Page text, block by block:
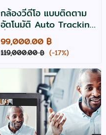
กล้องวีดีโอ แบบติดตาม
อัตโนมัติ Auto Tracking
ยี่ห้อ Razr รุ่น UV100T-
20
99,000.00 ฿
119,000.00 ฿ (-17%)